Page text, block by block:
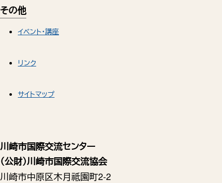
川崎市国際交流センター
（公財）川崎市国際交流協会
川崎市中原区木月祗園町2-2
その他
イベント・講座
リンク
サイトマップ